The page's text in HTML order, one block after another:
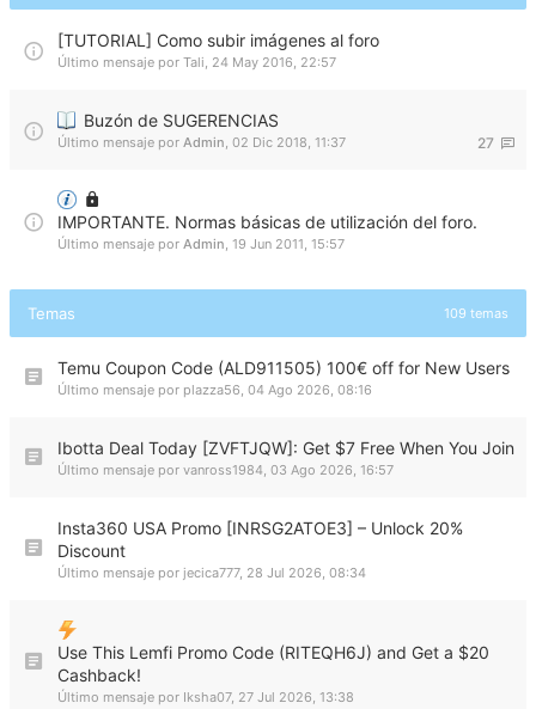
[TUTORIAL] Como subir imágenes al foro
Último mensaje por Tali, 24 May 2016, 22:57
Buzón de SUGERENCIAS
27
Último mensaje por Admin, 02 Dic 2018, 11:37
IMPORTANTE. Normas básicas de utilización del foro.
Último mensaje por Admin, 19 Jun 2011, 15:57
Temas 109 temas
Temu Coupon Code (ALD911505) 100€ off for New Users
Último mensaje por plazza56, 04 Ago 2026, 08:16
Ibotta Deal Today [ZVFTJQW]: Get $7 Free When You Join
Último mensaje por vanross1984, 03 Ago 2026, 16:57
Insta360 USA Promo [INRSG2ATOE3] – Unlock 20%
Discount
Último mensaje por jecica777, 28 Jul 2026, 08:34
Use This Lemfi Promo Code (RITEQH6J) and Get a $20
Cashback!
Último mensaje por Iksha07, 27 Jul 2026, 13:38